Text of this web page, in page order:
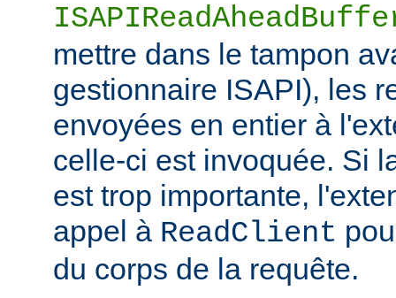
mettre dans le tampon
gestionnaire ISAPI), les
envoyées en entier à
celle-ci est invoquée. Si
est trop importante,
appel à ReadClient
du corps de la requête.